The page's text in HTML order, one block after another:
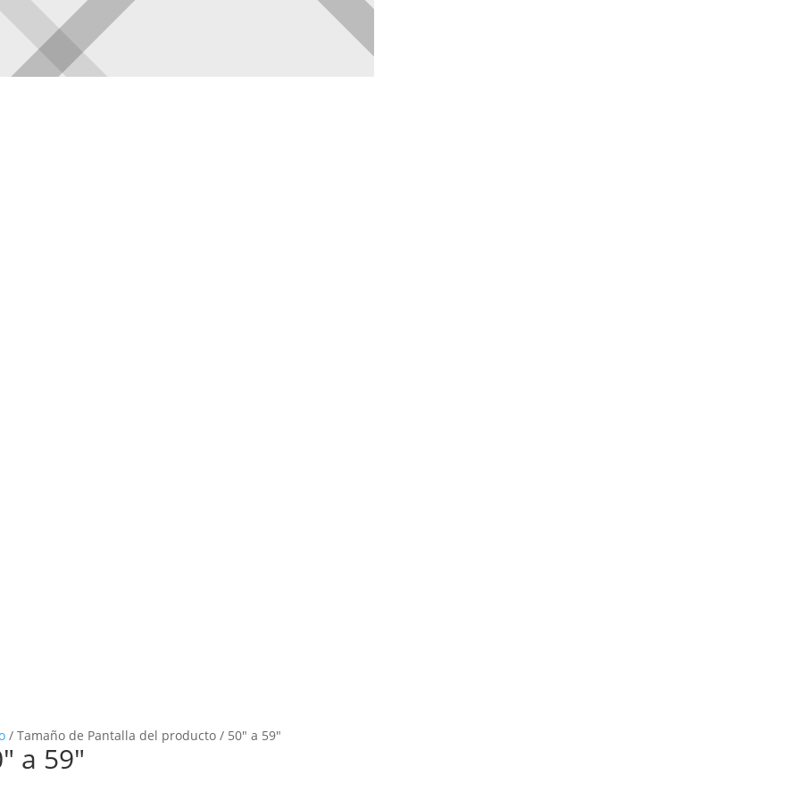
/ Tamaño de Pantalla del producto/ 50" a 59"
a 59"